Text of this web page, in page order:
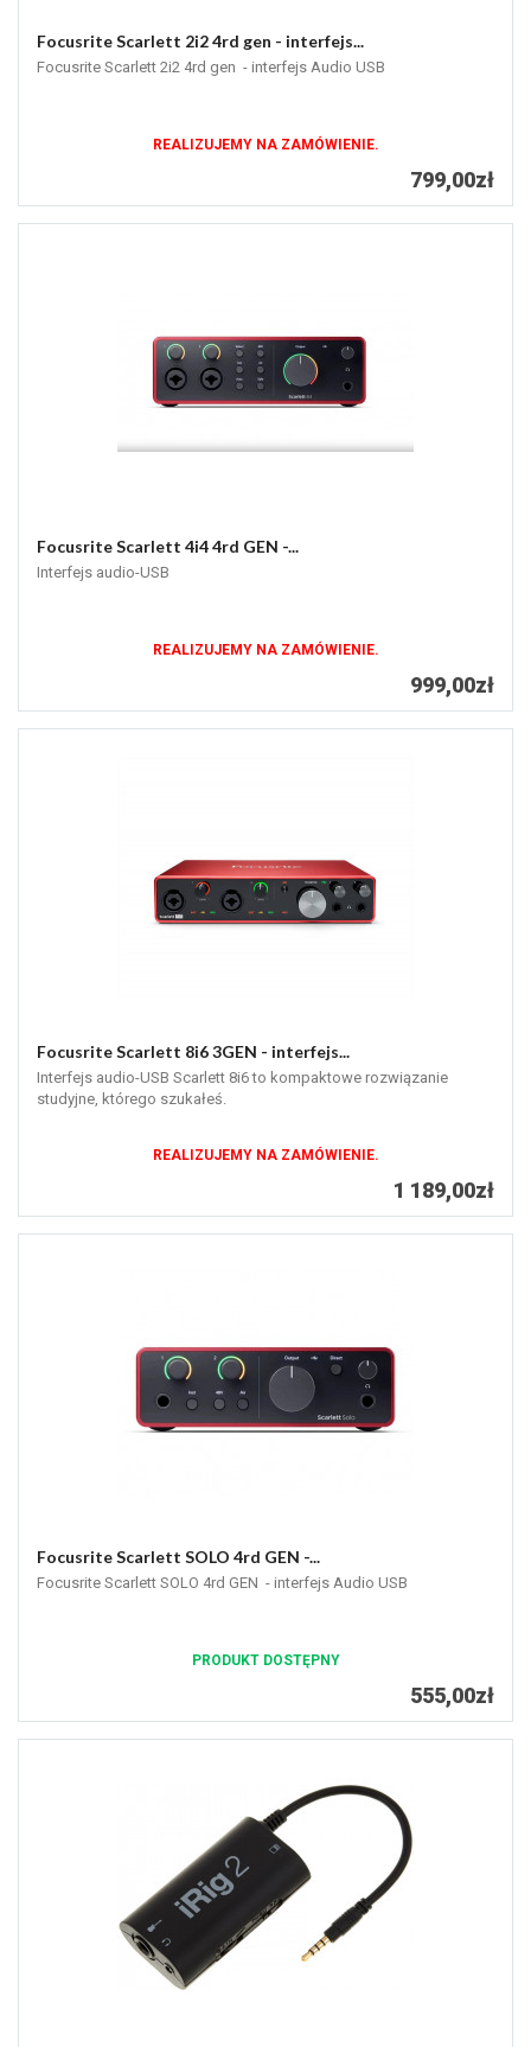
Focusrite Scarlett 2i2 4rd gen - interfejs...
Focusrite Scarlett 2i2 4rd gen - interfejs Audio USB
REALIZUJEMY NA ZAMÓWIENIE.
799,00zł
Focusrite Scarlett 4i4 4rd GEN -...
Interfejs audio-USB
REALIZUJEMY NA ZAMÓWIENIE.
999,00zł
Focusrite Scarlett 8i6 3GEN - interfejs...
Interfejs audio-USB Scarlett 8i6 to kompaktowe rozwiązanie
studyjne, którego szukałeś.
REALIZUJEMY NA ZAMÓWIENIE.
1 189,00zł
Focusrite Scarlett SOLO 4rd GEN -...
Focusrite Scarlett SOLO 4rd GEN - interfejs Audio USB
PRODUKT DOSTĘPNY
555,00zł